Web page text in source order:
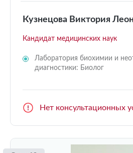
Кузнецова Виктория
Кандидат медицинских наук
Лаборатория биохимии и
диагностики: Биолог
Нет консультационных